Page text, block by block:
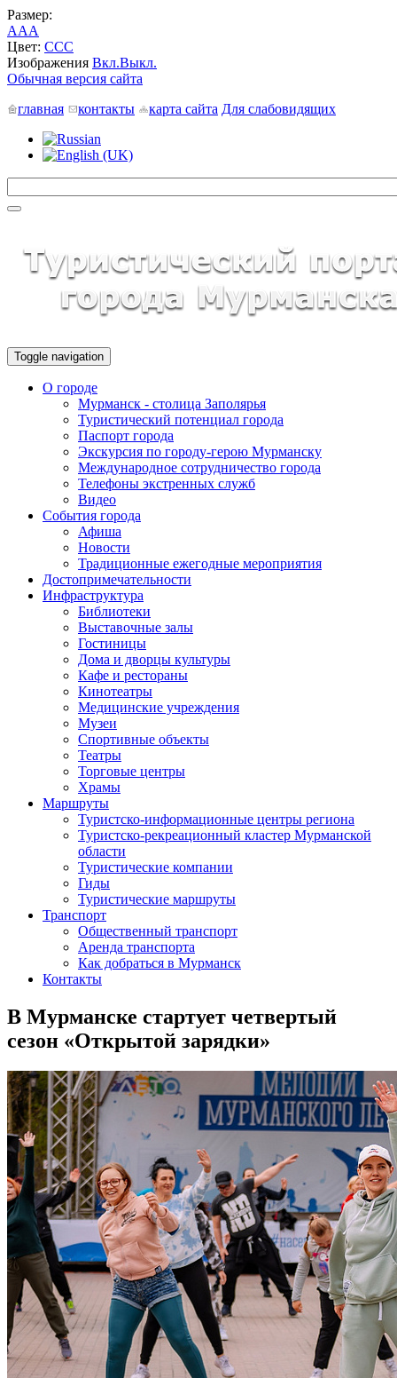
Размер:
AAA
Цвет: CCC
Изображения Вкл.Выкл.
Обычная версия сайта
главная
контакты карта сайта Для слабовидящих
Toggle navigation
О городе
Мурманск - столица Заполярья
Туристический потенциал города
Паспорт города
Экскурсия по городу-герою Мурманску
Международное сотрудничество города
Телефоны экстренных служб
Видео
События города
Афиша
Новости
Традиционные ежегодные мероприятия
Достопримечательности
Инфраструктура
Библиотеки
Выставочные залы
Гостиницы
Дома и дворцы культуры
Кафе и рестораны
Кинотеатры
Медицинские учреждения
Музеи
Спортивные объекты
Театры
Торговые центры
Храмы
Маршруты
Туристско-информационные центры региона
Туристско-рекреационный кластер Мурманской
области
Туристические компании
Гиды
Туристические маршруты
Транспорт
Общественный транспорт
Аренда транспорта
Как добраться в Мурманск
Контакты
В Мурманске стартует четвертый
сезон «Открытой зарядки»